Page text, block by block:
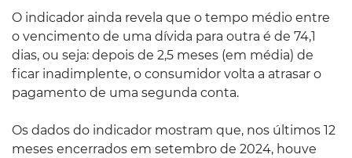
O indicador ainda revela que o tempo médio entre
o vencimento de uma dívida para outra é de 74,1
dias, ou seja: depois de 2,5 meses (em média) de
ficar inadimplente, o consumidor volta a atrasar o
pagamento de uma segunda conta.
Os dados do indicador mostram que, nos últimos 12
meses encerrados em setembro de 2024, houve